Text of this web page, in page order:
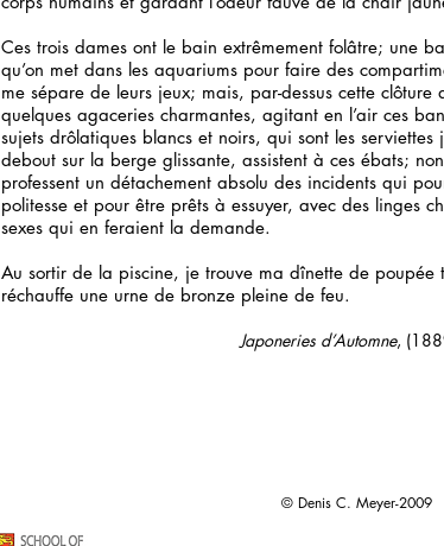
Ces trois dames ont le bain extrêmement folâtre; une
qu’on met dans les aquariums pour faire des
me sépare de leurs jeux; mais, par-dessus cette clôture
quelques agaceries charmantes, agitant en l’air ces
sujets drôlatiques blancs et noirs, qui sont les serviettes
debout sur la berge glissante, assistent à ces ébats;
professent un détachement absolu des incidents qui
politesse et pour être prêts à essuyer, avec des linges
sexes qui en feraient la demande.
Au sortir de la piscine, je trouve ma dînette de poupée
réchauffe une urne de bronze pleine de feu.
Japoneries d’Automne,
© Denis C. Meyer-2009